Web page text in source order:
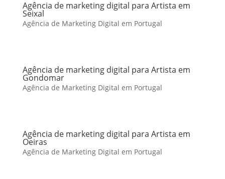
Agência de marketing digital para Artista em
Seixal
Agência de Marketing Digital em Portugal
Agência de marketing digital para Artista em
Gondomar
Agência de Marketing Digital em Portugal
Agência de marketing digital para Artista em
Oeiras
Agência de Marketing Digital em Portugal